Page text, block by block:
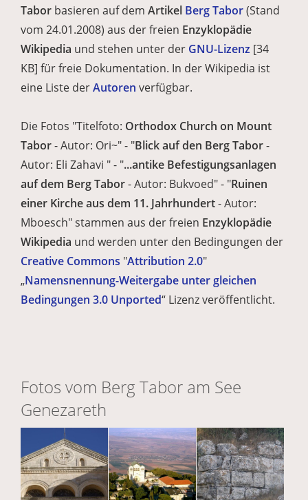
Tabor basieren auf dem Artikel Berg Tabor(Stand
vom 24.01.2008) aus der freien Enzyklopädie
Wikipedia und stehen unter der GNU-Lizenz [34
KB] für freie Dokumentation. In der Wikipedia ist
eine Liste derAutoren verfügbar.
Die Fotos "Titelfoto: Orthodox Church on Mount
Tabor- Autor: Ori~" - "Blick auf den Berg Tabor-
Autor: Eli Zahavi " - "...antike Befestigungsanlagen
auf dem Berg Tabor- Autor: Bukvoed" - "Ruinen
einer Kirche aus dem 11. Jahrhundert- Autor:
Mboesch" stammen aus der freien Enzyklopädie
Wikipedia und werden unter den Bedingungen der
Creative Commons "Attribution 2.0"
„Namensnennung-Weitergabe unter gleichen
Bedingungen 3.0 Unported“ Lizenz veröffentlicht.
Fotos vom Berg Tabor am See
Genezareth